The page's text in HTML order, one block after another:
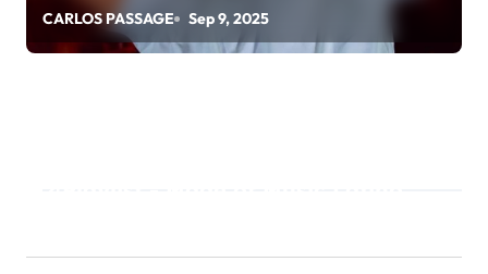
CARLOS PASSAGE Sep 9, 2025